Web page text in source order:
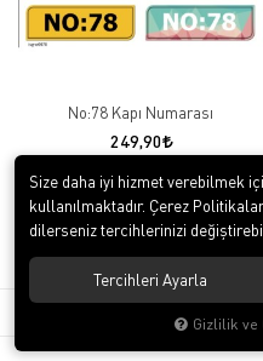
No:78 Kapı Numarası
249,90
1 2 3
Size daha iyi hizmet verebilmek
kullanılmaktadır. Çerez
dilerseniz tercihlerinizi
Tercihleri Ayarla
Gizlilik ve